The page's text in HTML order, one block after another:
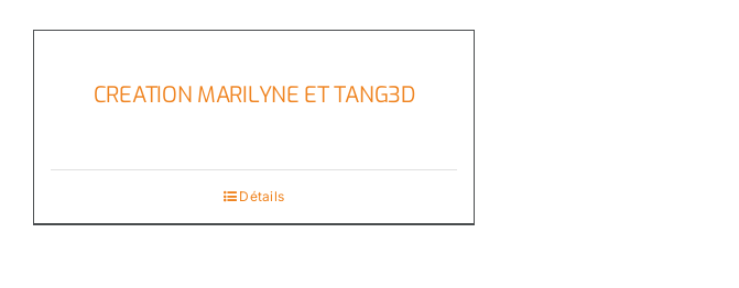
CREATION MARILYNE ET TANG3D
Détails